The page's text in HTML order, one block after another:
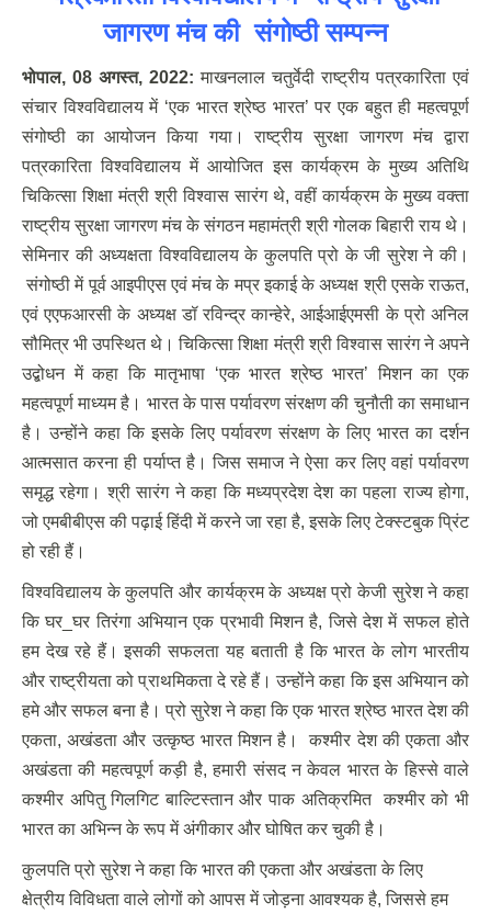
जागरण मंच की संगोष्ठी सम्पन्न
भोपाल, 08 अगस्‍त, 2022: माखनलाल चतुर्वेदी राष्ट्रीय पत्रकारिता एवं
संचार विश्वविद्यालय में ‘एक भारत श्रेष्ठ भारत’ पर एक बहुत ही महत्वपूर्ण
संगोष्ठी का आयोजन किया गया। राष्ट्रीय सुरक्षा जागरण मंच द्वारा
पत्रकारिता विश्वविद्यालय में आयोजित इस कार्यक्रम के मुख्य अतिथि
चिकित्सा शिक्षा मंत्री श्री विश्वास सारंग थे, वहीं कार्यक्रम के मुख्य वक्ता
राष्ट्रीय सुरक्षा जागरण मंच के संगठन महामंत्री श्री गोलक बिहारी राय थे।
सेमिनार की अध्यक्षता विश्वविद्यालय के कुलपति प्रो के जी सुरेश ने की।
संगोष्ठी में पूर्व आइपीएस एवं मंच के मप्र इकाई के अध्यक्ष श्री एसके राऊत,
एवं एएफआरसी के अध्यक्ष डॉ रविन्द्र कान्हेरे, आईआईएमसी के प्रो अनिल
सौमित्र भी उपस्थित थे। चिकित्सा शिक्षा मंत्री श्री विश्वास सारंग ने अपने
उद्बोधन में कहा कि मातृभाषा ‘एक भारत श्रेष्ठ भारत’ मिशन का एक
महत्वपूर्ण माध्यम है। भारत के पास पर्यावरण संरक्षण की चुनौती का समाधान
है। उन्होंने कहा कि इसके लिए पर्यावरण संरक्षण के लिए भारत का दर्शन
आत्मसात करना ही पर्याप्त है। जिस समाज ने ऐसा कर लिए वहां पर्यावरण
समृद्ध रहेगा। श्री सारंग ने कहा कि मध्यप्रदेश देश का पहला राज्य होगा,
जो एमबीबीएस की पढ़ाई हिंदी में करने जा रहा है, इसके लिए टेक्स्टबुक प्रिंट
हो रही हैं।
विश्वविद्यालय के कुलपति और कार्यक्रम के अध्यक्ष प्रो केजी सुरेश ने कहा
कि घर_घर तिरंगा अभियान एक प्रभावी मिशन है, जिसे देश में सफल होते
हम देख रहे हैं। इसकी सफलता यह बताती है कि भारत के लोग भारतीय
और राष्ट्रीयता को प्राथमिकता दे रहे हैं। उन्होंने कहा कि इस अभियान को
हमे और सफल बना है। प्रो सुरेश ने कहा कि एक भारत श्रेष्ठ भारत देश की
एकता, अखंडता और उत्कृष्ठ भारत मिशन है। कश्मीर देश की एकता और
अखंडता की महत्वपूर्ण कड़ी है, हमारी संसद न केवल भारत के हिस्से वाले
कश्मीर अपितु गिलगिट बाल्टिस्तान और पाक अतिक्रमित कश्मीर को भी
भारत का अभिन्न के रूप में अंगीकार और घोषित कर चुकी है।
कुलपति प्रो सुरेश ने कहा कि भारत की एकता और अखंडता के लिए
क्षेत्रीय विविधता वाले लोगों को आपस में जोड़ना आवश्यक है, जिससे हम